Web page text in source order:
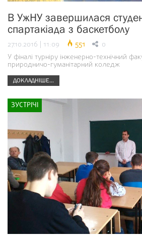
В УжНУ завершилася
спартакіада з баскетболу
27.10.2016 | 11:09 551 0
У фіналі турніру інженерно-технічний
природничо-гуманітарний коледж
ДОКЛАДНІШЕ...
ЗУСТРІЧІ